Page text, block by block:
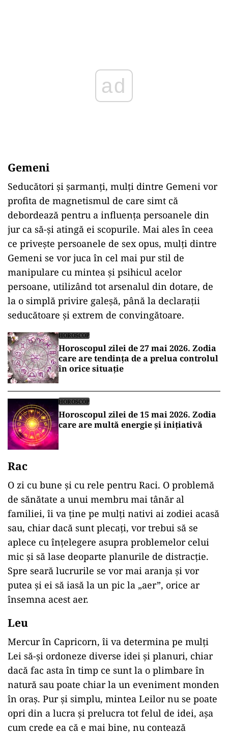
Gemeni
Seducători și șarmanți, mulți dintre Gemeni vor
profita de magnetismul de care simt că
debordează pentru a influența persoanele din
jur ca să-și atingă ei scopurile. Mai ales în ceea
ce privește persoanele de sex opus, mulți dintre
Gemeni se vor juca în cel mai pur stil de
manipulare cu mintea și psihicul acelor
persoane, utilizând tot arsenalul din dotare, de
la o simplă privire galeșă, până la declarații
seducătoare și extrem de convingătoare.
HOROSCOP
Horoscopul zilei de 27 mai 2026. Zodia
care are tendința de a prelua controlul
în orice situație
HOROSCOP
Horoscopul zilei de 15 mai 2026. Zodia
care are multă energie și inițiativă
Rac
O zi cu bune și cu rele pentru Raci. O problemă
de sănătate a unui membru mai tânăr al
familiei, îi va ține pe mulți nativi ai zodiei acasă
sau, chiar dacă sunt plecați, vor trebui să se
aplece cu înțelegere asupra problemelor celui
mic și să lase deoparte planurile de distracție.
Spre seară lucrurile se vor mai aranja și vor
putea și ei să iasă la un pic la „aer”, orice ar
însemna acest aer.
Leu
Mercur în Capricorn, îi va determina pe mulți
Lei să-și ordoneze diverse idei și planuri, chiar
dacă fac asta în timp ce sunt la o plimbare în
natură sau poate chiar la un eveniment monden
în oraș. Pur și simplu, mintea Leilor nu se poate
opri din a lucra și prelucra tot felul de idei, așa
cum crede ea că e mai bine, nu contează